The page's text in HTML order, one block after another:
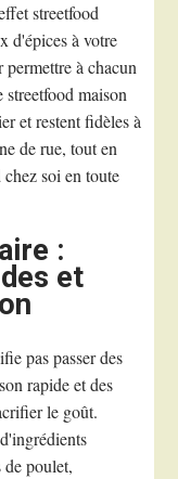
streetfood
d'épices à votre
permettre à chacun
streetfood maison
et restent fidèles à
de rue, tout en
soi en toute
:
et
pas passer des
rapide et des
le goût.
poulet,